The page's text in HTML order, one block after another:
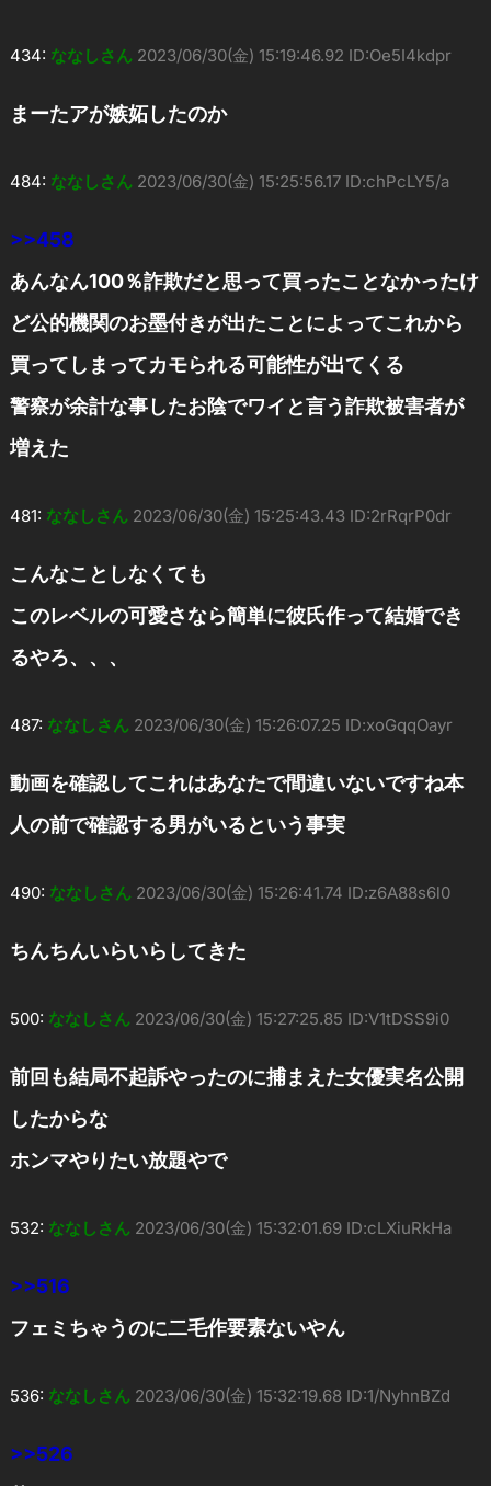
434: ななしさん 2023/06/30(金) 15:19:46.92 ID:Oe5I4kdpr
まーたアが嫉妬したのか
484: ななしさん 2023/06/30(金) 15:25:56.17 ID:chPcLY5/a
>>458
あんなん100％詐欺だと思って買ったことなかったけ
ど公的機関のお墨付きが出たことによってこれから
買ってしまってカモられる可能性が出てくる
警察が余計な事したお陰でワイと言う詐欺被害者が
増えた
481: ななしさん 2023/06/30(金) 15:25:43.43 ID:2rRqrP0dr
こんなことしなくても
このレベルの可愛さなら簡単に彼氏作って結婚でき
るやろ、、、
487: ななしさん 2023/06/30(金) 15:26:07.25 ID:xoGqqOayr
動画を確認してこれはあなたで間違いないですね本
人の前で確認する男がいるという事実
490: ななしさん 2023/06/30(金) 15:26:41.74 ID:z6A88s6l0
ちんちんいらいらしてきた
500: ななしさん 2023/06/30(金) 15:27:25.85 ID:V1tDSS9i0
前回も結局不起訴やったのに捕まえた女優実名公開
したからな
ホンマやりたい放題やで
532: ななしさん 2023/06/30(金) 15:32:01.69 ID:cLXiuRkHa
>>516
フェミちゃうのに二毛作要素ないやん
536: ななしさん 2023/06/30(金) 15:32:19.68 ID:1/NyhnBZd
>>526